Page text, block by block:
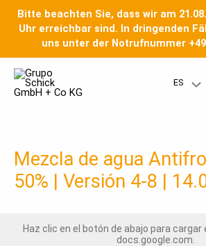
Bitte beachten Sie, dass wir am
Uhr erreichbar sind. In dringenden
uns unter der Notrufnummer +49
contenido
ES
Mezcla de agua
50% | Versión 4-8 |
Haz clic en el botón de abajo para
docs.google.com.